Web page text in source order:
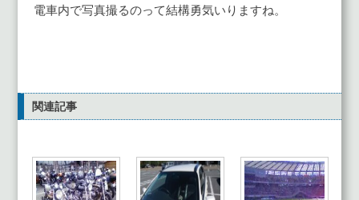
電車内で写真撮るのって結構勇気いりますね。
関連記事